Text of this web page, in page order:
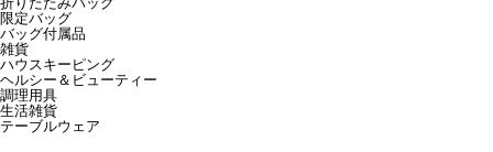
限定バッグ
バッグ付属品
雑貨
ハウスキーピング
ヘルシー＆ビューティー
調理用具
生活雑貨
テーブルウェア